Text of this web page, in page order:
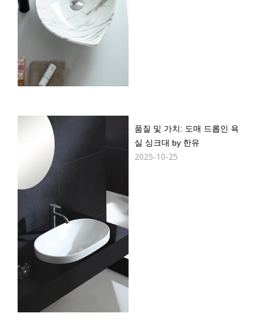
품질 및 가치: 도매 드롭인 욕
실 싱크대 by 한유
2025-10-25